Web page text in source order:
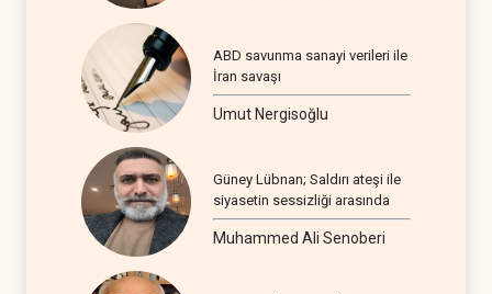
ABD savunma sanayi verileri ile
İran savaşı
Umut Nergisoğlu
Güney Lübnan; Saldırı ateşi ile
siyasetin sessizliği arasında
Muhammed Ali Senoberi